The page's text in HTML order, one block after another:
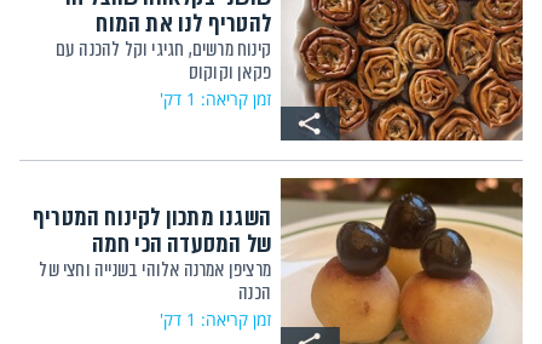
להטריף לנו את המוח
קינוח מרשים, חגיגי וקל להכנה עם
פקאן וקוקוס
זמן קריאה: 1 דק'
השגנו מתכון לקינוח המטריף
של המסעדה הכי חמה
מרציפן אמרנה אלוהי בשנייה וחצי של
הכנה
זמן קריאה: 1 דק'